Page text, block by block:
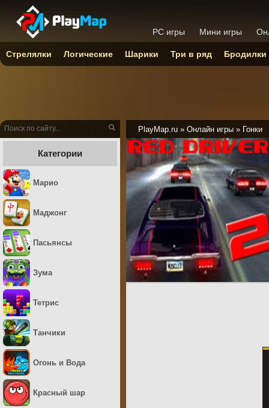
PlayMap.ru » Онлайн игры » Гонки
Категории
Марио
Маджонг
Пасьянсы
Зума
Тетрис
Танчики
Огонь и Вода
Красный шар
PC игры Мини игры
Стрелялки Логические Шарики Три в ряд Бродилки